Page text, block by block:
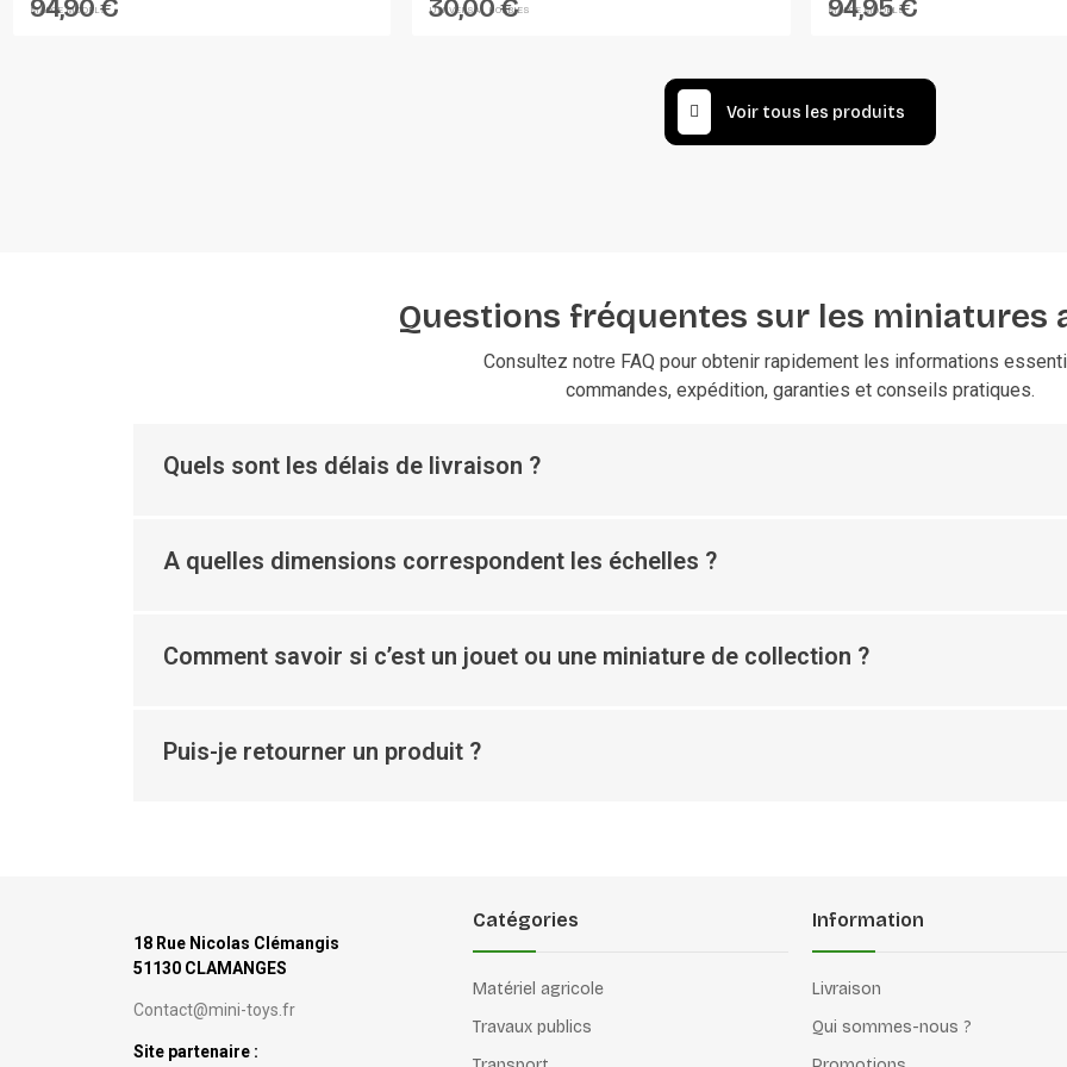
MARGE MODELS
94,90 € UNIVERSAL HOBBIES
30,00 €
Marge...
MARGE MODELS
94,95 €
Voir tous les produits
Questions fréquentes sur les miniatures
Consultez notre FAQ pour obtenir rapidement les informations
commandes, expédition, garanties et conseils pratiques.
Quels sont les délais de livraison ?
A quelles dimensions correspondent les échelles ?
Comment savoir si c’est un jouet ou une miniature de collection ?
Puis-je retourner un produit ?
18 Rue Nicolas Clémangis
51130 CLAMANGES
Contact@mini-toys.fr
Site partenaire :
Catégories
Matériel agricole
Travaux publics
Information
Livraison
Qui sommes-nous ?